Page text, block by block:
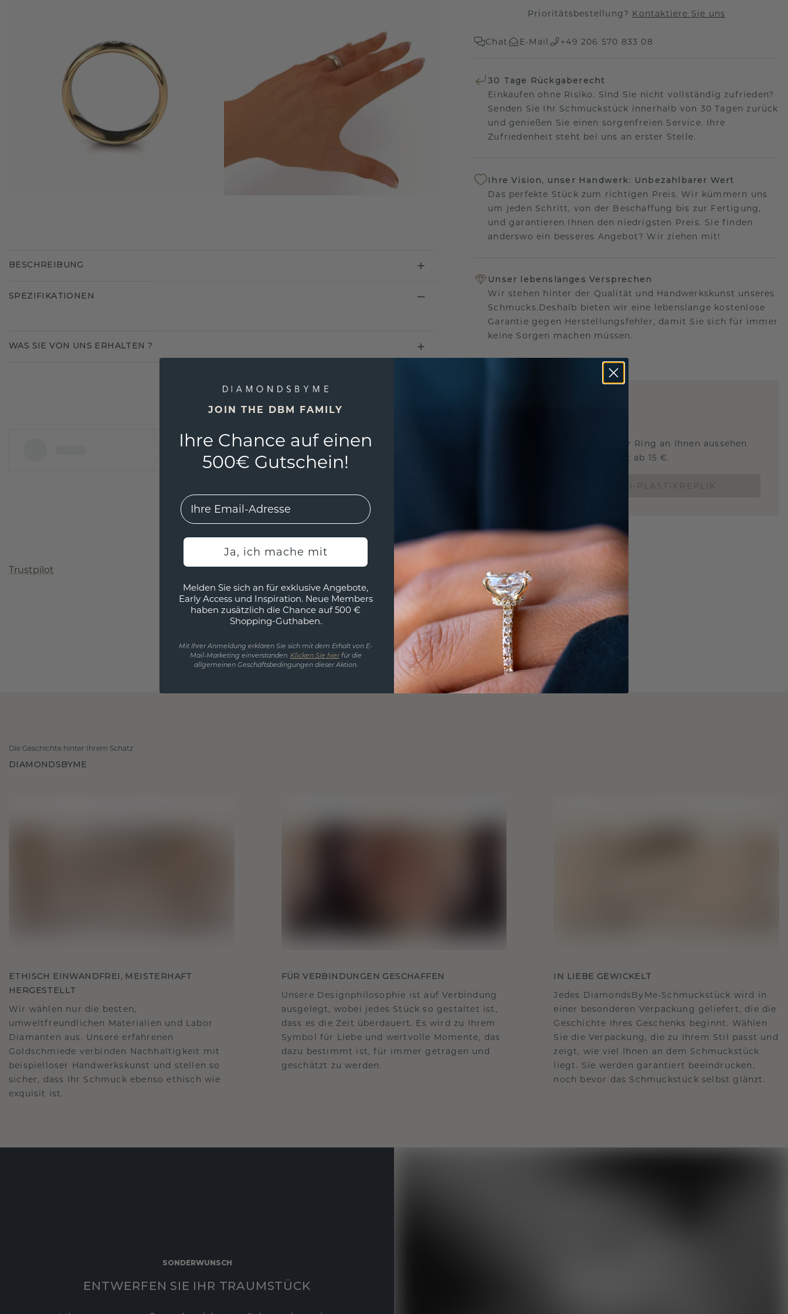
Prioritätsbestellung? Kontaktiere Sie uns
Chat E-Mail +49 206 570 833 08
30 Tage Rückgaberecht
Einkaufen ohne Risiko. Sind Sie nicht vollständig zufrieden?
Senden Sie Ihr Schmuckstück innerhalb von 30 Tagen zurück
und genießen Sie einen sorgenfreien Service. Ihre
Zufriedenheit steht bei uns an erster Stelle.
Ihre Vision, unser Handwerk: Unbezahlbarer Wert
Das perfekte Stück zum richtigen Preis. Wir kümmern uns
um jeden Schritt, von der Beschaffung bis zur Fertigung,
und garantieren Ihnen den niedrigsten Preis. Sie finden
anderswo ein besseres Angebot? Wir ziehen mit!
Unser lebenslanges Versprechen
Wir stehen hinter der Qualität und Handwerkskunst unseres
Schmucks.Deshalb bieten wir eine lebenslange kostenlose
Garantie gegen Herstellungsfehler, damit Sie sich für immer
keine Sorgen machen müssen.
Wollen Sie wissen, wie dieser Ring an Ihnen aussehen
würde und ob er passt? Jetzt ab 15 €.
BESCHREIBUNG
SPEZIFIKATIONEN
WAS SIE VON UNS ERHALTEN ?
Trustpilot
Die Geschichte hinter Ihrem Schatz
DIAMONDSBYME
ETHISCH EINWANDFREI, MEISTERHAFT
HERGESTELLT
Wir wählen nur die besten,
umweltfreundlichen Materialien und Labor
Diamanten aus. Unsere erfahrenen
Goldschmiede verbinden Nachhaltigkeit mit
beispielloser Handwerkskunst und stellen so
sicher, dass Ihr Schmuck ebenso ethisch wie
exquisit ist.
FÜR VERBINDUNGEN GESCHAFFEN
Unsere Designphilosophie ist auf Verbindung
ausgelegt, wobei jedes Stück so gestaltet ist,
dass es die Zeit überdauert. Es wird zu Ihrem
Symbol für Liebe und wertvolle Momente, das
dazu bestimmt ist, für immer getragen und
geschätzt zu werden.
IN LIEBE GEWICKELT
Jedes DiamondsByMe-Schmuckstück wird in
einer besonderen Verpackung geliefert, die die
Geschichte Ihres Geschenks beginnt. Wählen
Sie die Verpackung, die zu Ihrem Stil passt und
zeigt, wie viel Ihnen an dem Schmuckstück
liegt. Sie werden garantiert beeindrucken,
noch bevor das Schmuckstück selbst glänzt.
SONDERWUNSCH
ENTWERFEN SIE IHR TRAUMSTÜCK
JOIN THE DBM FAMILY
Ihre Chance auf einen
500€ Gutschein!
EMail
Ja, ich mache mit
Melden Sie sich an für exklusive Angebote,
Early Access und Inspiration. Neue Members
haben zusätzlich die Chance auf 500 €
Shopping-Guthaben.
Mit Ihrer Anmeldung erklären Sie sich mit dem Erhalt von E-
Mail-Marketing einverstanden. Klicken Sie hierfür die
allgemeinen Geschäftsbedingungen dieser Aktion.